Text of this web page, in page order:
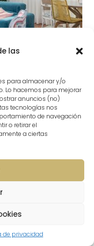
las
para almacenar y/o
Lo hacemos para mejorar
anuncios (no)
tecnologías nos
de navegación
o retirar el
a ciertas
de privacidad